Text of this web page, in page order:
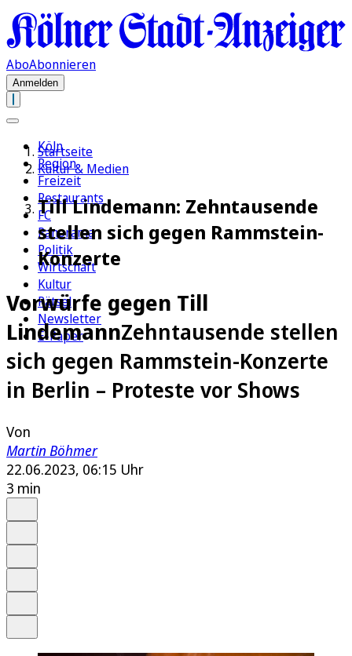
AboAbonnieren
Anmelden
Köln
Region
Freizeit
Restaurants
FC
Panorama
Politik
Wirtschaft
Kultur
Rätsel
Newsletter
E-Paper
Startseite
Kultur & Medien
Till Lindemann: Zehntausende
stellen sich gegen Rammstein-
Konzerte
Vorwürfe gegen Till
LindemannZehntausende stellen
sich gegen Rammstein-Konzerte
in Berlin – Proteste vor Shows
Von
Martin Böhmer
22.06.2023, 06:15 Uhr
3 min